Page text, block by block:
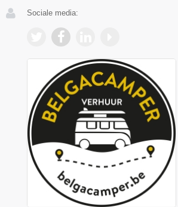
Sociale media: